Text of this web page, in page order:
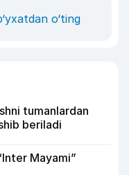
o‘ting
tumanlardan
beriladi
Mayami”